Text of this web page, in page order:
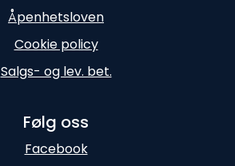
Åpenhetsloven
Cookie policy
Salgs- og lev. bet.
Følg oss
Facebook